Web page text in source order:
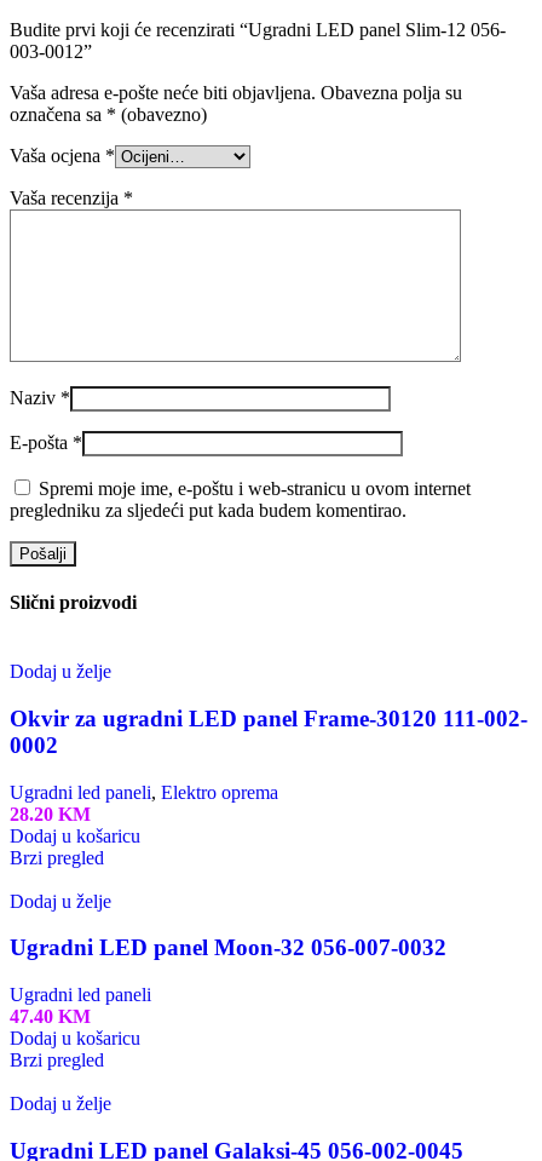
Budite prvi koji će recenzirati “Ugradni LED panel Slim-12 056-
003-0012”
Vaša adresa e-pošte neće biti objavljena. Obavezna polja su
označena sa * (obavezno)
Vaša ocjena *
Vaša recenzija *
Naziv *
E-pošta *
Spremi moje ime, e-poštu i web-stranicu u ovom internet
pregledniku za sljedeći put kada budem komentirao.
Slični proizvodi
Dodaj u želje
Okvir za ugradni LED panel Frame-30120 111-002-
0002
Ugradni led paneli, Elektro oprema
28.20 KM
Dodaj u košaricu
Brzi pregled
Dodaj u želje
Ugradni LED panel Moon-32 056-007-0032
Ugradni led paneli
47.40 KM
Dodaj u košaricu
Brzi pregled
Dodaj u želje
Ugradni LED panel Galaksi-45 056-002-0045